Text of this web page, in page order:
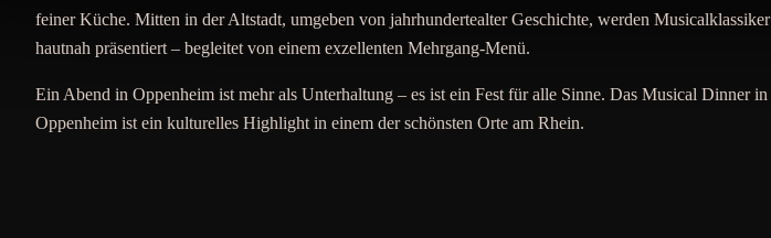
feiner Küche. Mitten in der Altstadt, umgeben von jahrhundertealter Geschichte, werden Musicalklassiker
hautnah präsentiert – begleitet von einem exzellenten Mehrgang-Menü.
Ein Abend in Oppenheim ist mehr als Unterhaltung – es ist ein Fest für alle Sinne. Das Musical Dinner in
Oppenheim ist ein kulturelles Highlight in einem der schönsten Orte am Rhein.